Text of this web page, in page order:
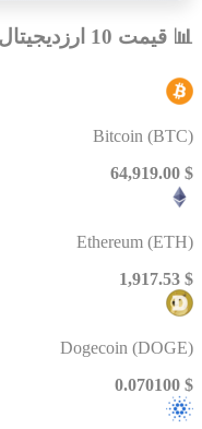
📊 قیمت 10 ارزدیجیتال برتر
Bitcoin (BTC)
$ 64,919.00
Ethereum (ETH)
$ 1,917.53
Dogecoin (DOGE)
$ 0.070100